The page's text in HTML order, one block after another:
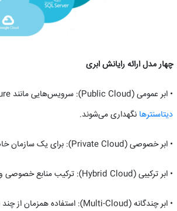
چهار مدل ارائه رایانش ابری
• ابر عمومی (Public Cloud): سرویس‌هایی مانند AWS، Google Cloud، Azure برای عموم کاربران. این منابع در
دیتاسنترها نگهداری می‌شوند.
• ابر خصوصی (Private Cloud): برای یک سازمان خاص با کنترل کامل بر منابع (مثلاً بانک‌ها یا نهادهای دولتی).
• ابر ترکیبی (Hybrid Cloud): ترکیب منابع خصوصی و عمومی برای بهره‌گیری از مزایای هر دو.
• ابر چندگانه (Multi-Cloud): استفاده همزمان از چند ارائه‌دهنده برای کاهش وابستگی و افزایش پایداری.